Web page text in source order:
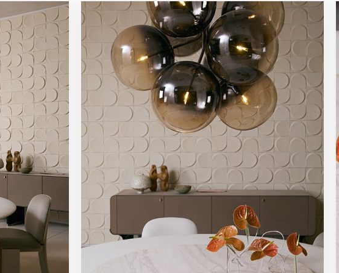
Iscriviti alla newsletter
Rimani sempre informato su nuovi prodotti, eventi e
ISCRIVITI